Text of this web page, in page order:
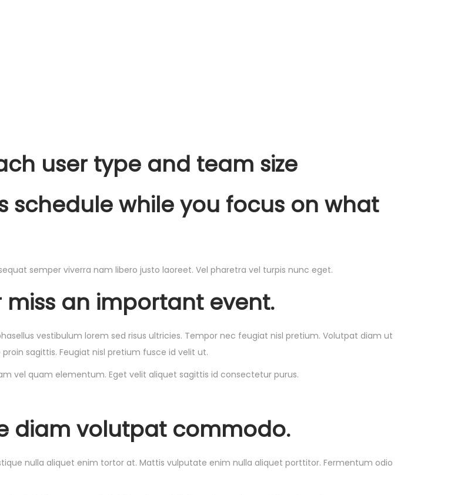
user type and team size
schedule while you focus on what
semper viverra nam libero justo laoreet. Vel pharetra vel turpis nunc eget.
miss an important event.
vestibulum lorem sed risus ultricies. Tempor nec feugiat nisl pretium. Volutpat diam ut
sagittis. Feugiat nisl pretium fusce id velit ut.
vel quam elementum. Eget velit aliquet sagittis id consectetur purus.
diam volutpat commodo.
nulla aliquet enim tortor at. Mattis vulputate enim nulla aliquet porttitor. Fermentum odio